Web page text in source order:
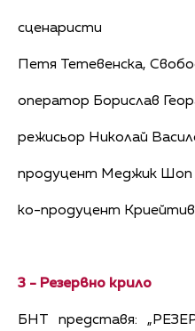
сценаристи
Петя Тетевенска,
оператор Борислав
режисьор Николай
продуцент Меджик Шоп
ко-продуцент Криейтив
3 - Резервно крило
БНТ представя: